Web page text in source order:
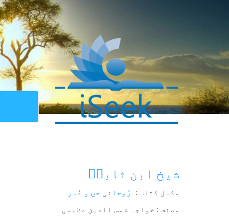
شیخ ابن ثابتؒ
مکمل کتاب : رُوحانی حج و عُمرہ
مصنف : خواجہ شمس الدین عظیمی